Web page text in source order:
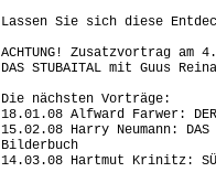
Lassen Sie sich diese
ACHTUNG! Zusatzvortrag am
DAS STUBAITAL mit Guus
Die nächsten Vorträge:
18.01.08 Alfward Farwer:
15.02.08 Harry Neumann:
Bilderbuch
14.03.08 Hartmut Krinitz: